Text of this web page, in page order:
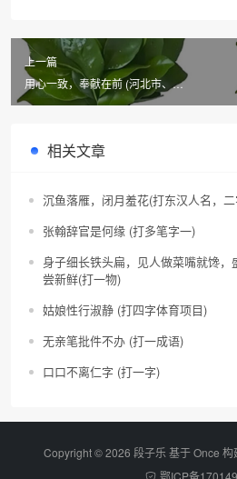
上一篇
用心一致，奉献在前 (河北市、县
名)
相关文章
沉鱼落雁，闭月羞花(打东汉人名，
张翰辞官是何缘 (打多笔字一)
身子细长铁头扁，见人做菜嘴就馋
尝新鲜(打一物)
姑娘性行淑静 (打四字体育项目)
无亲笔批件不办 (打一成语)
口口不离仁字 (打一字)
Copyright © 2026 段子乐 基于 Once
鄂ICP备